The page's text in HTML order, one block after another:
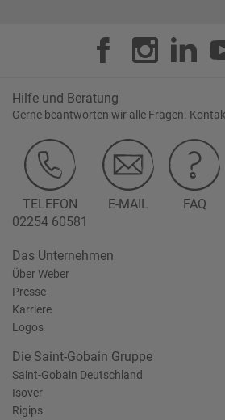
Hilfe und Beratung
Gerne beantworten wir alle Fragen.
TELEFON
02254 60581
E-MAIL FAQ
Das Unternehmen
Über Weber
Presse
Karriere
Logos
Die Saint-Gobain Gruppe
Saint-Gobain Deutschland
Isover
Rigips